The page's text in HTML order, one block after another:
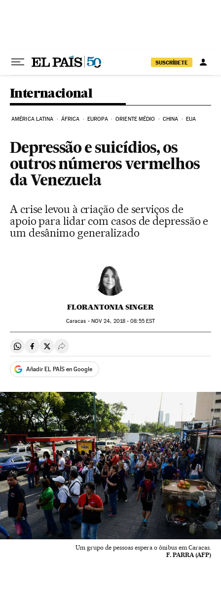
SUSCRÍBETE
Internacional
AMÉRICA LATINA ÁFRICA EUROPA ORIENTE MÉDIO CHINA EUA
Depressão e suicídios, os
outros números vermelhos
da Venezuela
A crise levou à criação de serviços de
apoio para lidar com casos de depressão e
um desânimo generalizado
FLORANTONIA SINGER
Caracas - NOV 24, 2018 - 08:55EST
Compartir en Whatsapp
Compartir en Facebook
Compartir en Twitter
Desplegar Redes Sociales
Añadir EL PAÍS en Google
Um grupo de pessoas espera o ônibus em Caracas.
F. PARRA (AFP)